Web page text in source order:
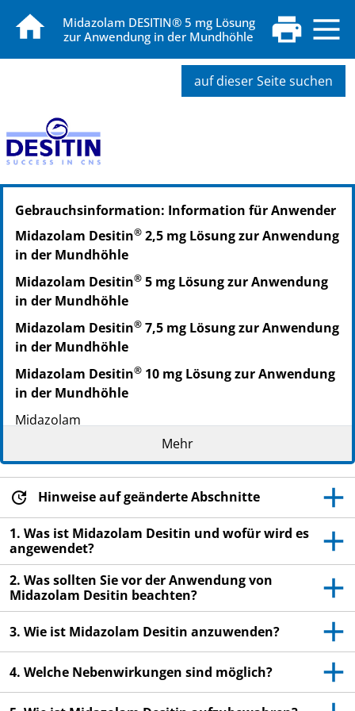
Midazolam DESITIN® 5 mg Lösung
zur Anwendung in der Mundhöhle
auf dieser Seite suchen
PZN: 17230419
PPN: 111723041944
NTIN: 04150172304195
Gebrauchsinformation: Information für Anwender
Midazolam Desitin® 2,5 mg Lösung zur Anwendung
in der Mundhöhle
Midazolam Desitin® 5 mg Lösung zur Anwendung
in der Mundhöhle
Midazolam Desitin® 7,5 mg Lösung zur Anwendung
in der Mundhöhle
Midazolam Desitin® 10 mg Lösung zur Anwendung
in der Mundhöhle
Midazolam
Lesen Sie die gesamte Packungsbeilage sorgfältig
durch, bevor Sie mit der Anwendung dieses
Informationen.
Heben Sie die Packungsbeilage auf. Vielleicht
möchten Sie diese später nochmals lesen.
Wenn Sie weitere Fragen haben, wenden Sie sich
an Ihren Arzt oder Apotheker.
Dieses Arzneimittel wurde Ihnen persönlich
verschrieben. Geben Sie es nicht an Dritte weiter.
Es kann anderen Menschen schaden, auch wenn
diese die gleichen Beschwerden haben wie der
Patient, dem dieses Arzneimittel verschrieben
Mehr
Hinweise auf geänderte Abschnitte
1. Was ist Midazolam Desitin und wofür wird es
angewendet?
2. Was sollten Sie vor der Anwendung von
Midazolam Desitin beachten?
3. Wie ist Midazolam Desitin anzuwenden?
4. Welche Nebenwirkungen sind möglich?